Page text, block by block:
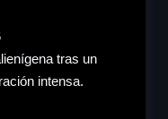
tras un
intensa.